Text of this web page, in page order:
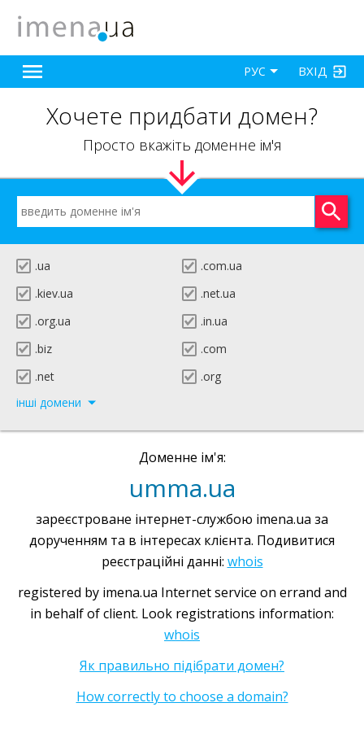
ВХІД
РУС
Хочете придбати домен?
Просто вкажіть доменне ім'я
.ua
.com.ua
.kiev.ua
.net.ua
.org.ua
.in.ua
.biz
.com
.net
.org
інші домени
Доменне ім'я:
umma.ua
зареєстроване інтернет-службою imena.ua за
дорученням та в інтересах клієнта. Подивитися
реєстраційні данні: whois
registered by imena.ua Internet service on errand and
in behalf of client. Look registrations information:
whois
Як правильно підібрати домен?
How correctly to choose a domain?